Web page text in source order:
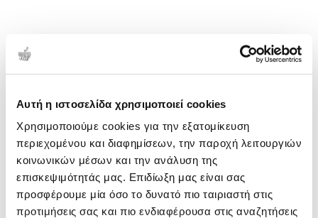
Αυτή η ιστοσελίδα χρησιμοποιεί cookies
Χρησιμοποιούμε cookies για την εξατομίκευση
περιεχομένου και διαφημίσεων, την παροχή λειτουργιών
κοινωνικών μέσων και την ανάλυση της
επισκεψιμότητάς μας. Επιδίωξη μας είναι σας
προσφέρουμε μία όσο το δυνατό πιο ταιριαστή στις
προτιμήσεις σας και πιο ενδιαφέρουσα στις αναζητήσεις